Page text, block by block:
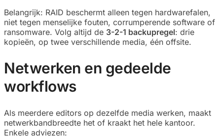
Belangrijk: RAID beschermt alleen tegen hardwarefalen,
niet tegen menselijke fouten, corrumperende software of
ransomware. Volg altijd de 3-2-1 backupregel: drie
kopieën, op twee verschillende media, één offsite.
Netwerken en gedeelde
workflows
Als meerdere editors op dezelfde media werken, maakt
netwerkbandbreedte het of kraakt het hele kantoor.
Enkele adviezen: